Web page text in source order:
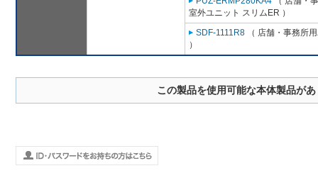
室外ユニット スリムER ）
SDF-1111R8 （ 店舗・事務所
）
この製品を使用可能な本体製品が